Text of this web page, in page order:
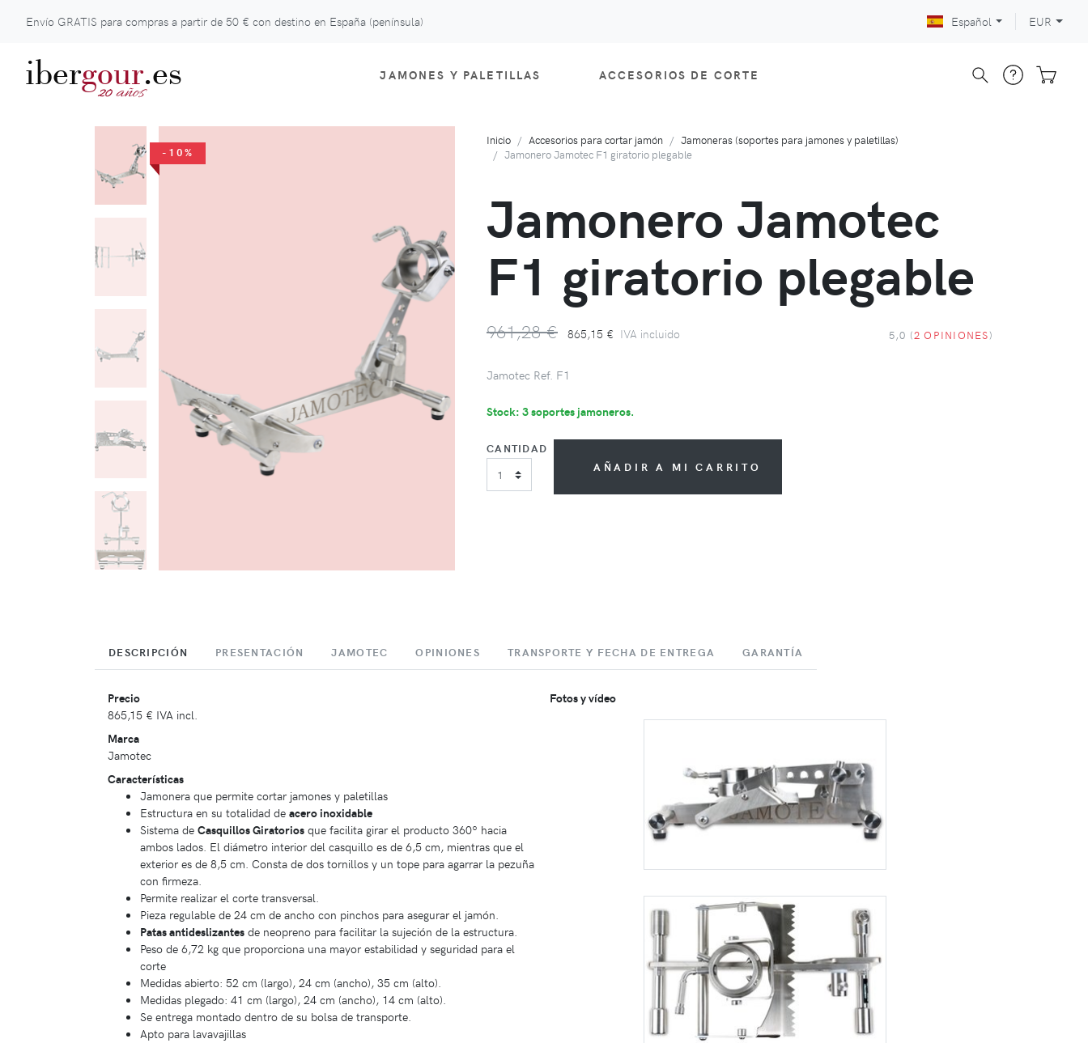
Envío GRATIS para compras a partir de 50 € con destino en España (península) Español EUR
ibergour
20 años.es JAMONES Y PALETILLAS ACCESORIOS DE CORTE
-10%
Inicio Accesorios para cortar jamón
Jamoneras (soportes para jamones y paletillas)
Jamonero Jamotec F1 giratorio plegable
Jamonero Jamotec
F1 giratorio plegable
961,28 € 865,15 € IVA incluido 5,0 (2 OPINIONES)
Jamotec Ref. F1
Stock: 3 soportes jamoneros.
CANTIDAD
AÑADIR A MI CARRITO
DESCRIPCIÓN PRESENTACIÓN JAMOTEC OPINIONES TRANSPORTE Y FECHA DE ENTREGA GARANTÍA
Precio
865,15 € IVA incl.
Marca
Jamotec
Características
Jamonera que permite cortar jamones y paletillas
Estructura en su totalidad de acero inoxidable
Sistema de Casquillos Giratorios que facilita girar el producto 360º hacia
ambos lados. El diámetro interior del casquillo es de 6,5 cm, mientras que el
exterior es de 8,5 cm. Consta de dos tornillos y un tope para agarrar la pezuña
con firmeza.
Permite realizar el corte transversal.
Pieza regulable de 24 cm de ancho con pinchos para asegurar el jamón.
Patas antideslizantes de neopreno para facilitar la sujeción de la estructura.
Peso de 6,72 kg que proporciona una mayor estabilidad y seguridad para el
corte
Medidas abierto: 52 cm (largo), 24 cm (ancho), 35 cm (alto).
Medidas plegado: 41 cm (largo), 24 cm (ancho), 14 cm (alto).
Se entrega montado dentro de su bolsa de transporte.
Apto para lavavajillas
Fotos y vídeo